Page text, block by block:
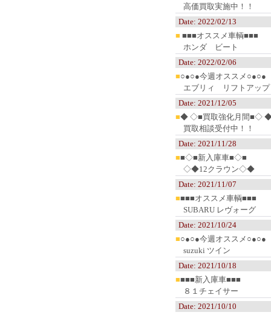
高価買取実施中！！
Date: 2022/02/13
■ ■■■オススメ車輌■■■
ホンダ ビート
Date: 2022/02/06
■○●○●今週オススメ○●○●
エブリィ リフトアップ
Date: 2021/12/05
■◆ ◇■買取強化月間■◇
買取相談受付中！！
Date: 2021/11/28
■■◇■新入庫車■◇■
◇◆12クラウン◇◆
Date: 2021/11/07
■■■■オススメ車輌■■■
SUBARU レヴォーグ
Date: 2021/10/24
■○●○●今週オススメ○●○●
suzuki ツイン
Date: 2021/10/18
■■■■新入庫車■■■
８１チェイサー
Date: 2021/10/10